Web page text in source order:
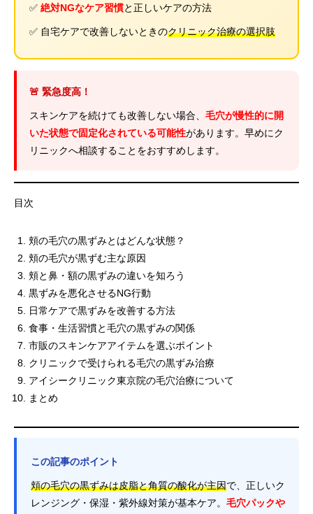
✅ 絶対NGなケア習慣と正しいケアの方法
✅ 自宅ケアで改善しないときのクリニック治療の選択肢
🚨 緊急度高！
スキンケアを続けても改善しない場合、 毛穴が慢性的に開
いた状態で固定化されている可能性があります。早めにク
リニックへ相談することをおすすめします。
目次
頬の毛穴の黒ずみとはどんな状態？
頬の毛穴が黒ずむ主な原因
頬と鼻・額の黒ずみの違いを知ろう
黒ずみを悪化させるNG行動
日常ケアで黒ずみを改善する方法
食事・生活習慣と毛穴の黒ずみの関係
市販のスキンケアアイテムを選ぶポイント
クリニックで受けられる毛穴の黒ずみ治療
アイシークリニック東京院の毛穴治療について
まとめ
この記事のポイント
頬の毛穴の黒ずみは皮脂と角質の酸化が主因で、正しいク
レンジング・保湿・紫外線対策が基本ケア。 毛穴パックや